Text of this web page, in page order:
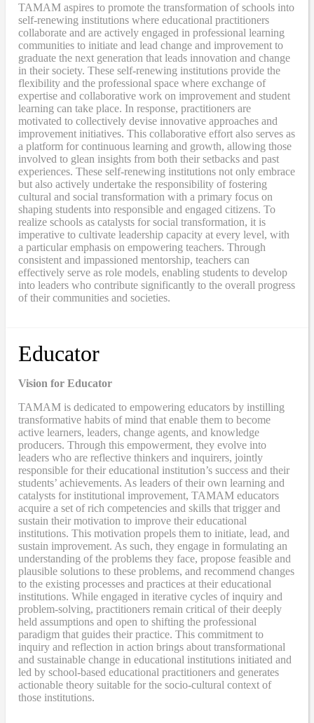
TAMAM aspires to promote the transformation of schools into
self-renewing institutions where educational practitioners
collaborate and are actively engaged in professional learning
communities to initiate and lead change and improvement to
graduate the next generation that leads innovation and change
in their society. These self-renewing institutions provide the
flexibility and the professional space where exchange of
expertise and collaborative work on improvement and student
learning can take place. In response, practitioners are
motivated to collectively devise innovative approaches and
improvement initiatives. This collaborative effort also serves as
a platform for continuous learning and growth, allowing those
involved to glean insights from both their setbacks and past
experiences. These self-renewing institutions not only embrace
but also actively undertake the responsibility of fostering
cultural and social transformation with a primary focus on
shaping students into responsible and engaged citizens. To
realize schools as catalysts for social transformation, it is
imperative to cultivate leadership capacity at every level, with
a particular emphasis on empowering teachers. Through
consistent and impassioned mentorship, teachers can
effectively serve as role models, enabling students to develop
into leaders who contribute significantly to the overall progress
of their communities and societies.
Educator
Vision for Educator
TAMAM is dedicated to empowering educators by instilling
transformative habits of mind that enable them to become
active learners, leaders, change agents, and knowledge
producers. Through this empowerment, they evolve into
leaders who are reflective thinkers and inquirers, jointly
responsible for their educational institution’s success and their
students’ achievements. As leaders of their own learning and
catalysts for institutional improvement, TAMAM educators
acquire a set of rich competencies and skills that trigger and
sustain their motivation to improve their educational
institutions. This motivation propels them to initiate, lead, and
sustain improvement. As such, they engage in formulating an
understanding of the problems they face, propose feasible and
plausible solutions to these problems, and recommend changes
to the existing processes and practices at their educational
institutions. While engaged in iterative cycles of inquiry and
problem-solving, practitioners remain critical of their deeply
held assumptions and open to shifting the professional
paradigm that guides their practice. This commitment to
inquiry and reflection in action brings about transformational
and sustainable change in educational institutions initiated and
led by school-based educational practitioners and generates
actionable theory suitable for the socio-cultural context of
those institutions.